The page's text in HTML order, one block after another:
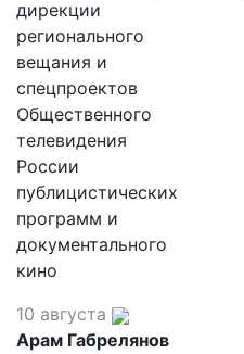
дирекции
регионального
вещания и
спецпроектов
Общественного
телевидения
России
публицистических
программ и
документального
кино
10 августа
Арам Габрелянов